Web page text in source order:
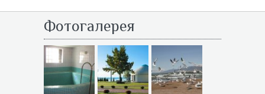
Фотогалерея